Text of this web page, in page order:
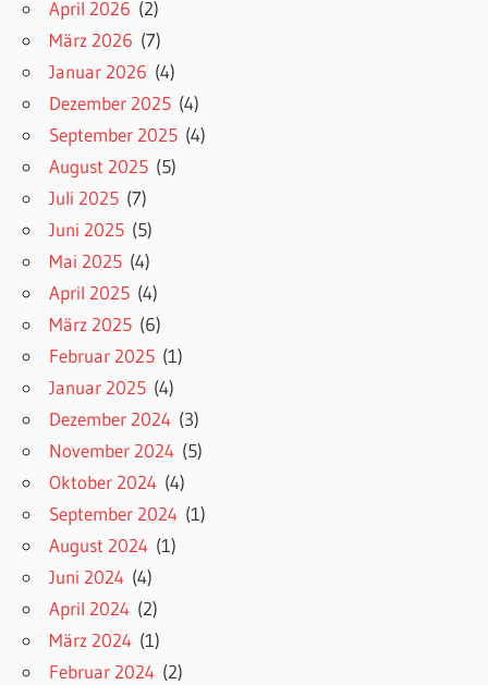
April 2026 (2)
März 2026 (7)
Januar 2026 (4)
Dezember 2025 (4)
September 2025 (4)
August 2025 (5)
Juli 2025 (7)
Juni 2025 (5)
Mai 2025 (4)
April 2025 (4)
März 2025 (6)
Februar 2025 (1)
Januar 2025 (4)
Dezember 2024 (3)
November 2024 (5)
Oktober 2024 (4)
September 2024 (1)
August 2024 (1)
Juni 2024 (4)
April 2024 (2)
März 2024 (1)
Februar 2024 (2)